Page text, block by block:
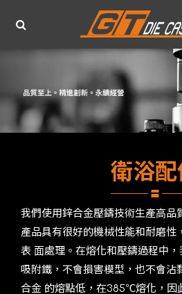
衛浴配
我們使⽤鋅合⾦壓鑄技術⽣產⾼品
產品具有很好的機械性能和耐磨性
表 ⾯處理。在熔化和壓鑄過程中
吸附鐵，不會損害模型，也不會沾
合⾦ 的熔點低，在385℃熔化，因